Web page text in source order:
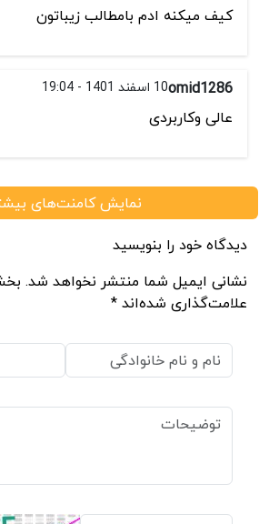
کیف میکنه ادم بامطالب زیباتون
omid128610 اسفند 1401 - 19:04
عالی وکاربردی
نمایش کامنت‌های
دیدگاه خود را بنویسید
نشانی ایمیل شما منتشر نخواهد شد.
علامت‌گذاری شده‌اند *